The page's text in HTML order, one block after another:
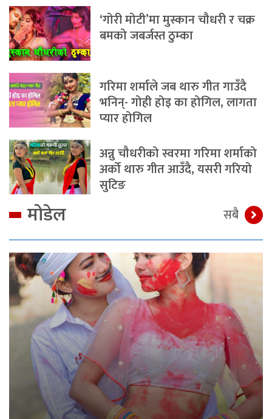
‘गोरी मोटी’मा मुस्कान चौधरी र चक्र
बमको जबर्जस्त ठुम्का
गरिमा शर्माले जब थारु गीत गाउँदै
भनिन्- गोही होइ का होगिल, लागता
प्यार होगिल
अन्नु चौधरीको स्वरमा गरिमा शर्माको
अर्को थारु गीत आउँदै, यसरी गरियो
सुटिङ
मोडेल सबै